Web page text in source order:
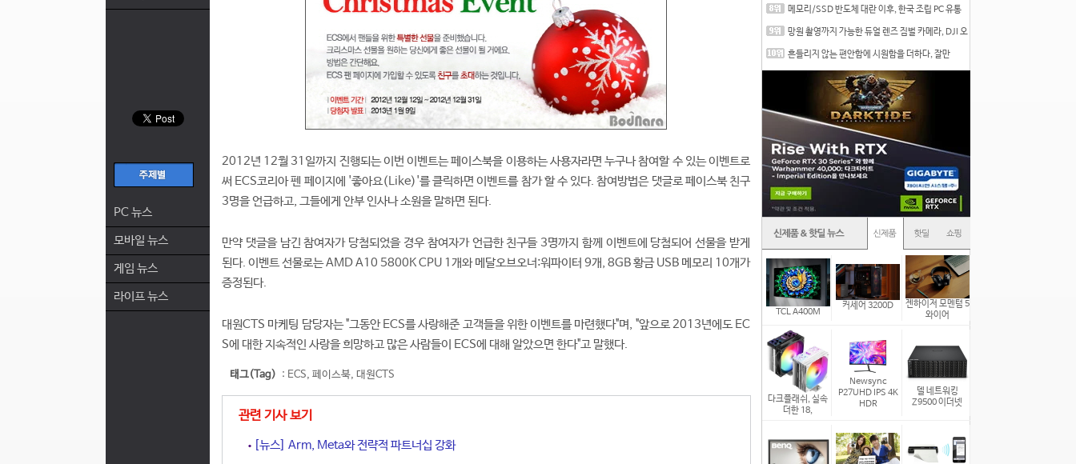
PC 뉴스
모바일 뉴스
게임 뉴스
라이프 뉴스
2012년 12월 31일까지 진행되는 이번 이벤트는 페이스북을 이용하는 사용자라면 누구나 참여할 수 있는 이벤트로
써 ECS코리아 펜 페이지에 '좋아요(Like)'를 클릭하면 이벤트를 참가 할 수 있다. 참여방법은 댓글로 페이스북 친구
3명을 언급하고, 그들에게 안부 인사나 소원을 말하면 된다.
만약 댓글을 남긴 참여자가 당첨되었을 경우 참여자가 언급한 친구들 3명까지 함께 이벤트에 당첨되어 선물을 받게
된다. 이벤트 선물로는 AMD A10 5800K CPU 1개와 메달오브오너:워파이터 9개, 8GB 황금 USB 메모리 10개가
증정된다.
대원CTS 마케팅 담당자는 "그동안 ECS를 사랑해준 고객들을 위한 이벤트를 마련했다"며, "앞으로 2013년에도 EC
S에 대한 지속적인 사랑을 희망하고 많은 사람들이 ECS에 대해 알았으면 한다"고 말했다.
태그(Tag) : ECS, 페이스북, 대원CTS
관련 기사 보기
[뉴스] Arm, Meta와 전략적 파트너십 강화
메모리/SSD 반도체 대란 이후, 한국 조립 PC 유통
망원 촬영까지 가능한 듀얼 렌즈 짐벌 카메라, DJI 오
흔들리지 않는 편안함에 시원함을 더하다, 잘만
TCL A400M
커세어 3200D
젠하이저 모멘텀 5
와이어
다크플래쉬, 실속
더한 18,
Newsync
P27UHD IPS 4K
HDR
델 네트워킹
Z9500 이더넷